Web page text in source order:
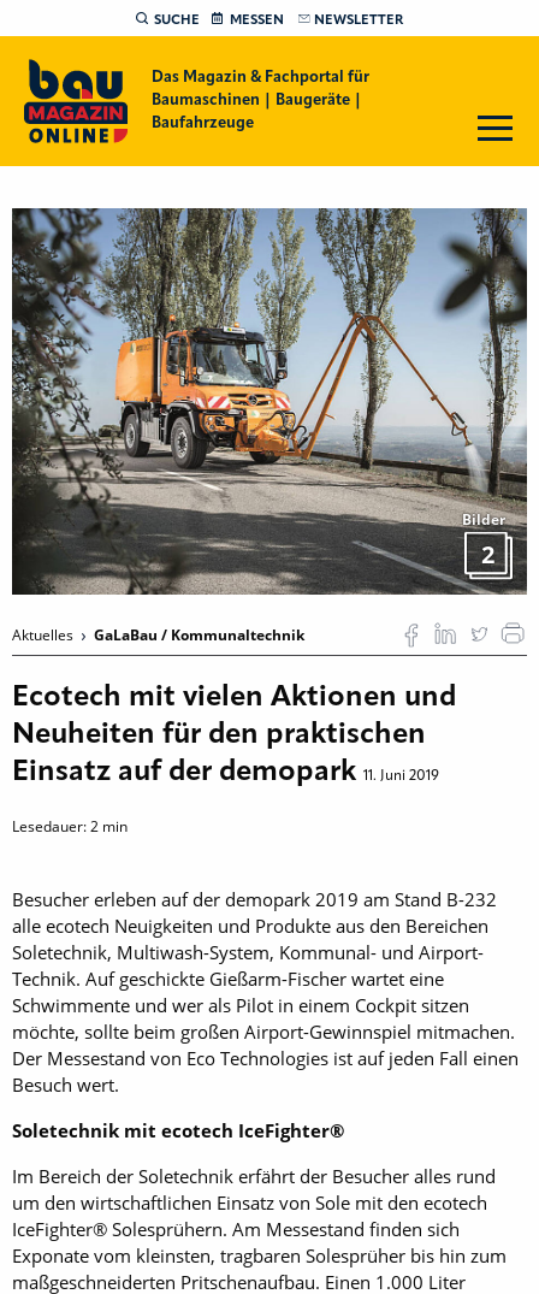
SUCHE MESSEN NEWSLETTER
Das Magazin & Fachportal für
Baumaschinen | Baugeräte |
Baufahrzeuge
Bilder
2
Aktuelles GaLaBau / Kommunaltechnik
Ecotech mit vielen Aktionen und
Neuheiten für den praktischen
Einsatz auf der demopark 11. Juni 2019
Lesedauer:2 min
Besucher erleben auf der demopark 2019 am Stand B-232
alle ecotech Neuigkeiten und Produkte aus den Bereichen
Soletechnik, Multiwash-System, Kommunal- und Airport-
Technik. Auf geschickte Gießarm-Fischer wartet eine
Schwimmente und wer als Pilot in einem Cockpit sitzen
möchte, sollte beim großen Airport-Gewinnspiel mitmachen.
Der Messestand von Eco Technologies ist auf jeden Fall einen
Besuch wert.
Soletechnik mit ecotech IceFighter®
Im Bereich der Soletechnik erfährt der Besucher alles rund
um den wirtschaftlichen Einsatz von Sole mit den ecotech
IceFighter® Solesprühern. Am Messestand finden sich
Exponate vom kleinsten, tragbaren Solesprüher bis hin zum
maßgeschneiderten Pritschenaufbau. Einen 1.000 Liter